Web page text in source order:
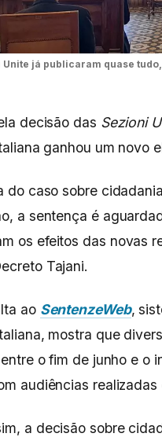
Unite já publicaram quase
decisão das Sezioni
ganhou um novo
do caso sobre
a sentença é
os efeitos das novas
Tajani.
ao SentenzeWeb,
mostra que
o fim de junho e o
audiências realizadas
a decisão sobre